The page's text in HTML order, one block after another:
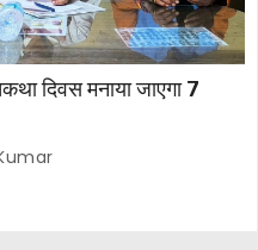
दिवस मनाया जाएगा 7